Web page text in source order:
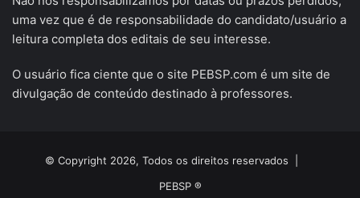
uma vez que é de responsabilidade do candidato/usuário a
leitura completa dos editais de seu interesse.
O usuário fica ciente que o site PEBSP.com é um site de
divulgação de conteúdo destinado à professores.
© Copyright 2026, Todos os direitos reservados |
PEBSP ®